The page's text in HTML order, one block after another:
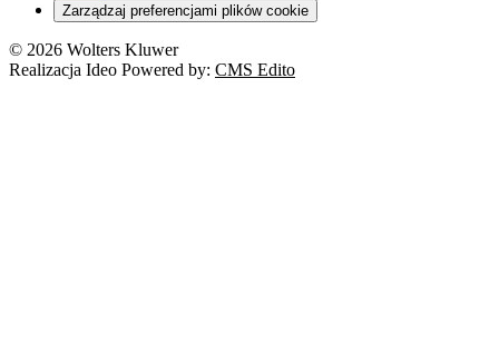
Zarządzaj preferencjami plików cookie
© 2026 Wolters Kluwer
Realizacja Ideo Powered by: CMS Edito